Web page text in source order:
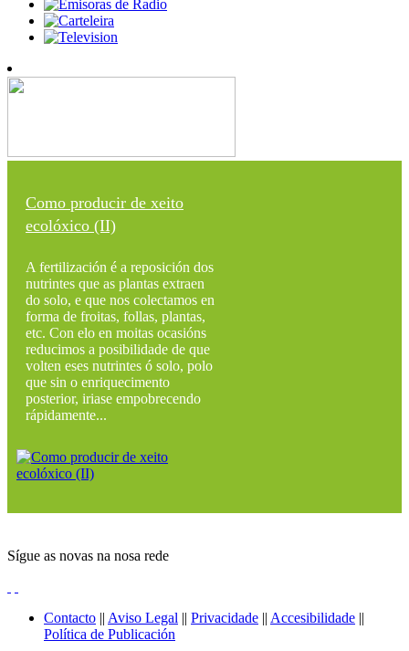
Como producir de xeito
ecolóxico (II)
A fertilización é a reposición dos
nutrintes que as plantas extraen
do solo, e que nos colectamos en
forma de froitas, follas, plantas,
etc. Con elo en moitas ocasións
reducimos a posibilidade de que
volten eses nutrintes ó solo, polo
que sin o enriquecimento
posterior, iriase empobrecendo
rápidamente...
Sígue as novas na nosa rede
Contacto || Aviso Legal || Privacidade || Accesibilidade ||
Política de Publicación